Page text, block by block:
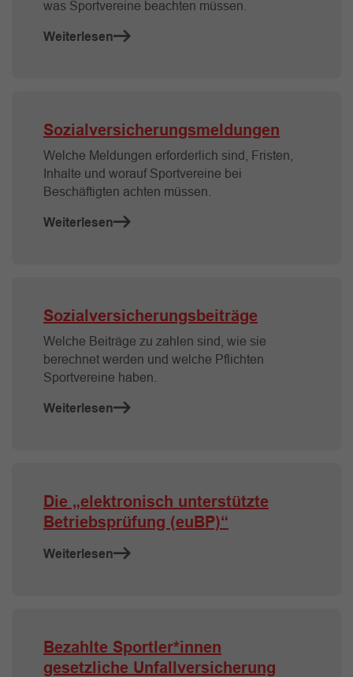
was Sportvereine beachten müssen.
Weiterlesen
Sozialversicherungsmeldungen
Welche Meldungen erforderlich sind, Fristen,
Inhalte und worauf Sportvereine bei
Beschäftigten achten müssen.
Weiterlesen
Sozialversicherungsbeiträge
Welche Beiträge zu zahlen sind, wie sie
berechnet werden und welche Pflichten
Sportvereine haben.
Weiterlesen
Die „elektronisch unterstützte
Betriebsprüfung (euBP)“
Weiterlesen
Bezahlte Sportler*innen
gesetzliche Unfallversicherung